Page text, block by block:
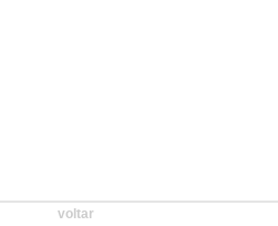
voltar